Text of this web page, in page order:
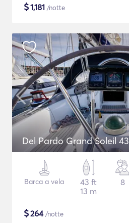
$1,181 /notte
Del Pardo Grand Soleil 43
Barca a vela
43 ft
13 m
8
$264/notte